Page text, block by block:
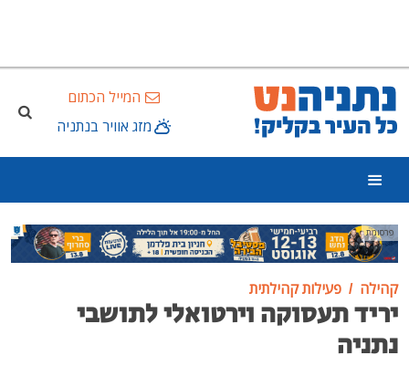
המייל הכתום
מזג אוויר בנתניה
פרסומת
קהילה פעילות קהילתית
יריד תעסוקה וירטואלי לתושבי
נתניה